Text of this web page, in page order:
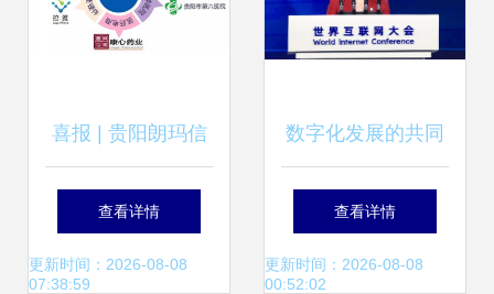
喜报 | 贵阳朗玛信
息第四次上榜中国
互联网企业100
查看详情
更新时间：2026-08-08
07:38:59
数字化发展的共同
未来 在主权与互利
之间搭建合作桥梁
查看详情
更新时间：2026-08-08
00:52:02